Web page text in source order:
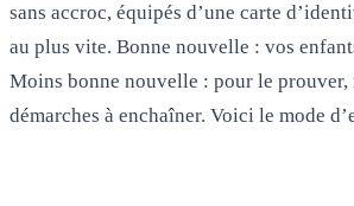
sans accroc, équipés d’une carte
au plus vite. Bonne nouvelle : vos
Moins bonne nouvelle : pour le prouver,
démarches à enchaîner. Voici le mode